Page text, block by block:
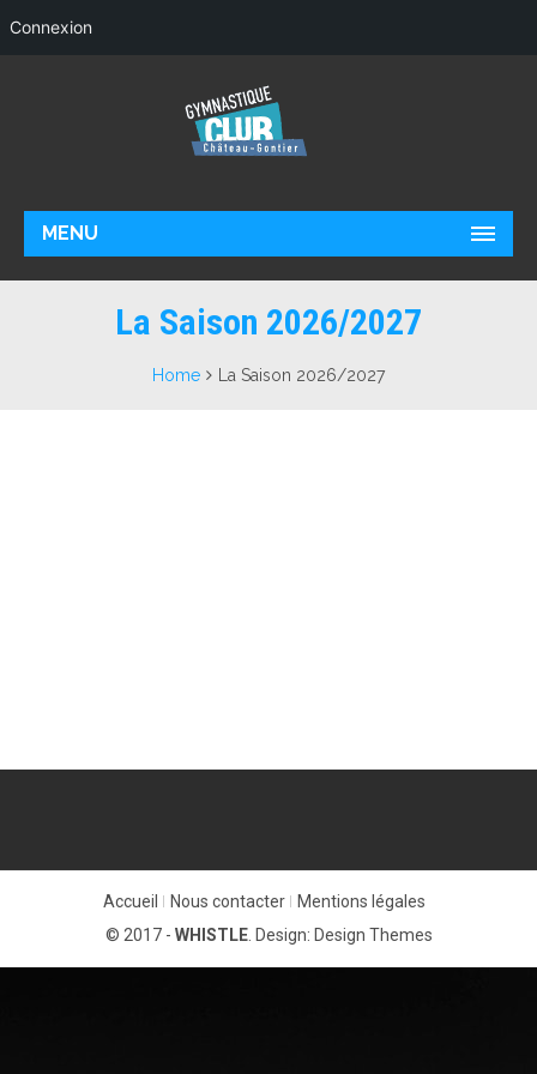
MENU
La Saison 2026/2027
Home La Saison 2026/2027
Accueil Nous contacter
Mentions légales
© 2017 - WHISTLE. Design: Design Themes
Connexion